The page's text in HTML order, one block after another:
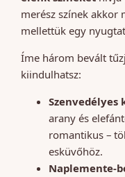
merész színek akkor
mellettük egy
Íme három bevált
kiindulhatsz:
Szenvedélyes
arany és
romantikus –
esküvőhöz.
Naplemente-